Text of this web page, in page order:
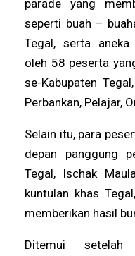
parade yang
seperti buah –
Tegal, serta
oleh 58 peserta
se-Kabupaten
Perbankan, Pelajar,
Selain itu, para
depan panggung
Tegal, Ischak
kuntulan khas
memberikan hasil
Ditemui